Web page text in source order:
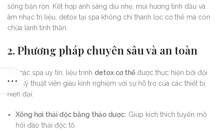
sống bận rộn. Kết hợp ánh sáng dịu nhẹ, mùi hương tinh dầu và
âm nhạc trị liệu, detox tại spa không chỉ thanh lọc cơ thể mà còn
chữa lành tinh thần.
2. Phương pháp chuyên sâu và an toàn
Tại các spa uy tín, liệu trình detox cơ thể được thực hiện bởi đội
ngũ kỹ thuật viên giàu kinh nghiệm với sự hỗ trợ của các thiết bị
hiện đại:
Xông hơi thải độc bằng thảo dược: Giúp kích thích tuyến mồ
hôi đào thải độc tố.